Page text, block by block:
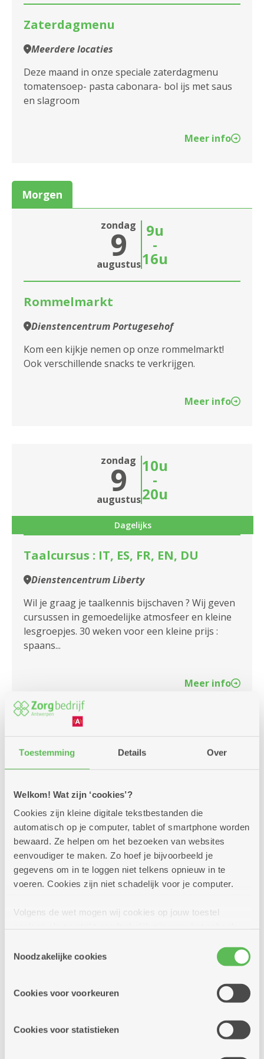
Toestemming Details Over
Welkom! Wat zijn ‘cookies’?
Cookies zijn kleine digitale tekstbestanden die
automatisch op je computer, tablet of smartphone worden
bewaard. Ze helpen om het bezoeken van websites
eenvoudiger te maken. Zo hoef je bijvoorbeeld je
gegevens om in te loggen niet telkens opnieuw in te
voeren. Cookies zijn niet schadelijk voor je computer.
Volgens de wet mogen wij cookies op jouw toestel
cookies hebben we jouw toestemming nodig. Sommige
cookies worden geplaatst door derde partijen die een
informatie over jouw (geanonimiseerd) gebruik van onze
partners kunnen deze gegevens combineren met andere
Noodzakelijke cookies
Cookies voor voorkeuren
Cookies voor statistieken
Assistentiewoningen Groen Zuid
Assistentiewoningen Hagelberghof
Assistentiewoningen Harincrode
Assistentiewoningen Hof Ter Beke
Assistentiewoningen Joostens-Lemmé
Assistentiewoningen Jozef Ickx
Assistentiewoningen Kerkeveld
Assistentiewoningen Kronenburg
Batterijstraat
Assistentiewoningen Liberty
Assistentiewoningen Liberty II
Assistentiewoningen Lindenhof
Assistentiewoningen Louis Paul Boon
Assistentiewoningen Melgeshof
Assistentiewoningen Nello
Assistentiewoningen Olvam
Assistentiewoningen Oosterveld
Assistentiewoningen Ottawa
Assistentiewoningen Oversnes I en II
Assistentiewoningen Papegaaienhof
Assistentiewoningen Prinshoeve
Assistentiewoningen Romanza
Assistentiewoningen Rozenhof (Sint
Bartholomeus)
Assistentiewoningen Ruggeveld
Assistentiewoningen Santiago
Assistentiewoningen Silsburg
Assistentiewoningen Sint Andries
Assistentiewoningen Ten Gaarde
Assistentiewoningen Tuinwijk
Zaterdagmenu
Meerdere locaties
Deze maand in onze speciale zaterdagmenu
tomatensoep- pasta cabonara- bol ijs met saus
en slagroom
Meer info
Morgen
zondag
9
augustus
9u
-
16u
Rommelmarkt
Dienstencentrum Portugesehof
Kom een kijkje nemen op onze rommelmarkt!
Ook verschillende snacks te verkrijgen.
Meer info
zondag
9
augustus
10u
-
20u
Dagelijks
Taalcursus : IT, ES, FR, EN, DU
Dienstencentrum Liberty
Wil je graag je taalkennis bijschaven ? Wij geven
cursussen in gemoedelijke atmosfeer en kleine
lesgroepjes. 30 weken voor een kleine prijs :
spaans...
Meer info
9 10u
17u
Biljart - Darts - Tonspel - Sjoelbak
Dienstencentrum Liberty
gratis ter beschikking in Liberty : tonspel, biljart,
zondag
augustus